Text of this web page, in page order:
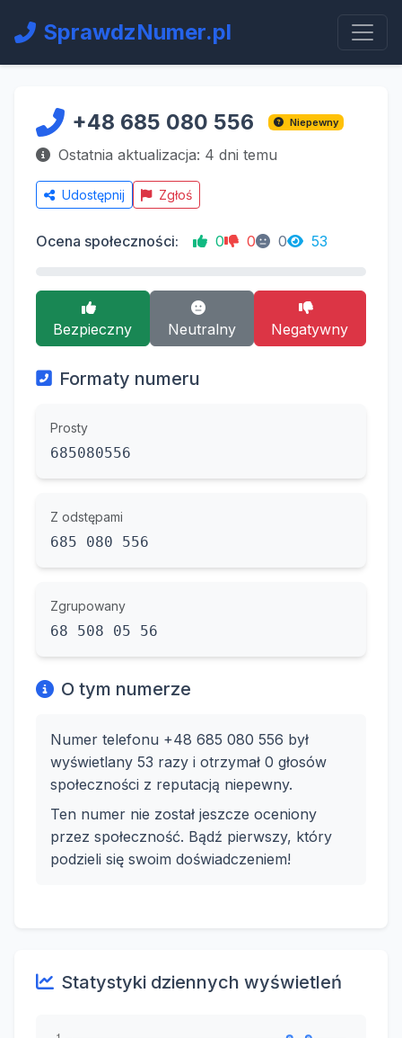
SprawdzNumer.pl
+48 685 080 556 Niepewny
Ostatnia aktualizacja: 4 dni temu
Udostępnij Zgłoś
Ocena społeczności: 0 0 0 53
Bezpieczny Neutralny Negatywny
Formaty numeru
Prosty
685080556
Z odstępami
685 080 556
Zgrupowany
68 508 05 56
O tym numerze
Numer telefonu +48 685 080 556 był
wyświetlany 53 razy i otrzymał 0 głosów
społeczności z reputacją niepewny.
Ten numer nie został jeszcze oceniony
przez społeczność. Bądź pierwszy, który
podzieli się swoim doświadczeniem!
Statystyki dziennych wyświetleń